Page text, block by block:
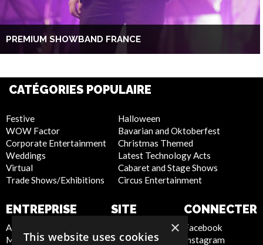
PREMIUM SHOWBAND FRANCE
CATÉGORIES POPULAIRE
Festive
WOW Factor
Corporate Entertainment
Weddings
Virtual
Trade Shows/Exhibitions
Halloween
Bavarian and Oktoberfest
Christmas Themed
Latest Technology Acts
Cabaret and Stage Shows
Circus Entertainment
ENTREPRISE
About Us
Meet the Team
SITE
Privacy Policy
CONNECTER
Facebook
Instagram
×
This website uses cookies